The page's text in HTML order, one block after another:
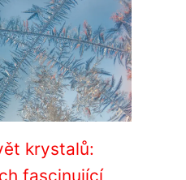
krystalů:
fascinující